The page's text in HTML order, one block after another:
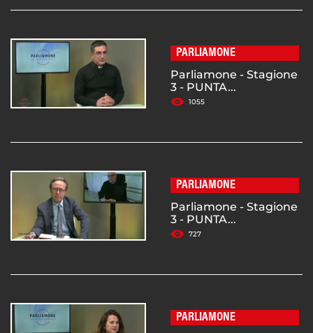
PARLIAMONE
Parliamone - Stagione
3 - PUNTA...
1055
PARLIAMONE
Parliamone - Stagione
3 - PUNTA...
727
PARLIAMONE